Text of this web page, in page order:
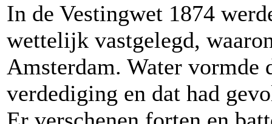
In de Vestingwet 1874
wettelijk vastgelegd,
Amsterdam. Water vormde
verdediging en dat had